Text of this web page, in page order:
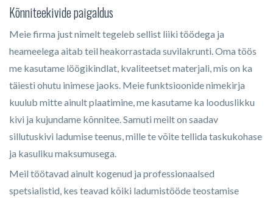
Kõnniteekivide paigaldus
Meie firma just nimelt tegeleb sellist liiki töödega ja
heameelega aitab teil heakorrastada suvilakrunti. Oma töös
me kasutame löögikindlat, kvaliteetset materjali, mis on ka
täiesti ohutu inimese jaoks. Meie funktsioonide nimekirja
kuulub mitte ainult plaatimine, me kasutame ka looduslikku
kivi ja kujundame kõnnitee. Samuti meilt on saadav
sillutuskivi ladumise teenus, mille te võite tellida taskukohase
ja kasuliku maksumusega.
Meil töötavad ainult kogenud ja professionaalsed
spetsialistid, kes teavad kõiki ladumistööde teostamise